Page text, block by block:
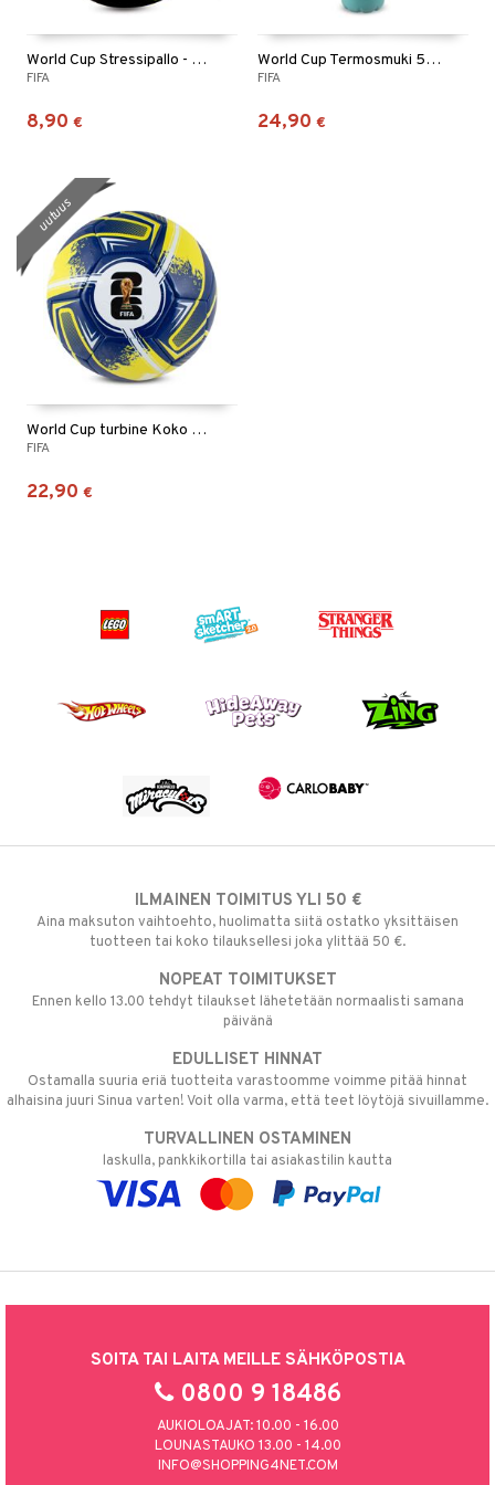
World Cup Stressipallo - Musta
FIFA
8,90 €
World Cup Termosmuki 500 ml Sininen
FIFA
24,90 €
World Cup turbine Koko 5 Sininen
FIFA
22,90 €
uutuus
ILMAINEN TOIMITUS YLI 50 €
Aina maksuton vaihtoehto, huolimatta siitä ostatko yksittäisen
tuotteen tai koko tilauksellesi joka ylittää 50 €.
NOPEAT TOIMITUKSET
Ennen kello 13.00 tehdyt tilaukset lähetetään normaalisti samana
päivänä
EDULLISET HINNAT
Ostamalla suuria eriä tuotteita varastoomme voimme pitää hinnat
alhaisina juuri Sinua varten! Voit olla varma, että teet löytöjä sivuillamme.
TURVALLINEN OSTAMINEN
laskulla, pankkikortilla tai asiakastilin kautta
SOITA TAI LAITA MEILLE SÄHKÖPOSTIA
0800 9 18486
AUKIOLOAJAT: 10.00 - 16.00
LOUNASTAUKO 13.00 - 14.00
INFO@SHOPPING4NET.COM